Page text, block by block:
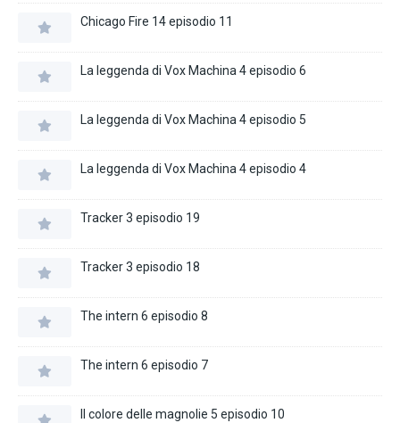
Chicago Fire 14 episodio 11
La leggenda di Vox Machina 4 episodio 6
La leggenda di Vox Machina 4 episodio 5
La leggenda di Vox Machina 4 episodio 4
Tracker 3 episodio 19
Tracker 3 episodio 18
The intern 6 episodio 8
The intern 6 episodio 7
Il colore delle magnolie 5 episodio 10